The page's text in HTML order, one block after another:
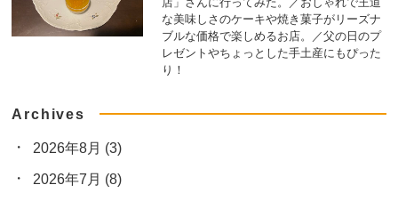
な美味しさのケーキや焼き菓子がリーズナ
ブルな価格で楽しめるお店。／父の日のプ
レゼントやちょっとした手土産にもぴった
り！
Archives
2026年8月 (3)
2026年7月 (8)